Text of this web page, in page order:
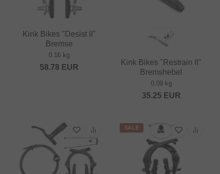
Kink Bikes "Desist II"
Bremse
0.16 kg
58.78 EUR
Kink Bikes "Restrain II"
Bremshebel
0.09 kg
35.25 EUR
SALE